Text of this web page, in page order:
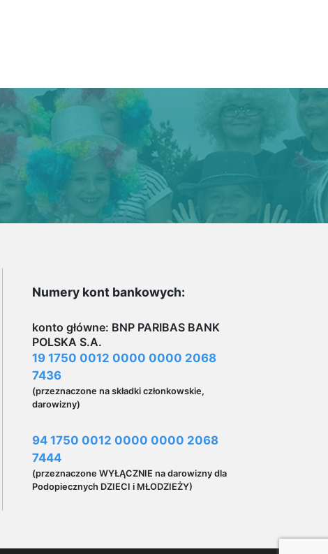
Numery kont bankowych:
konto główne: BNP PARIBAS BANK
POLSKA S.A.
19 1750 0012 0000 0000 2068
7436
(przeznaczone na składki członkowskie,
darowizny)
94 1750 0012 0000 0000 2068
7444
(przeznaczone WYŁĄCZNIE na darowizny dla
Podopiecznych DZIECI i MŁODZIEŻY)